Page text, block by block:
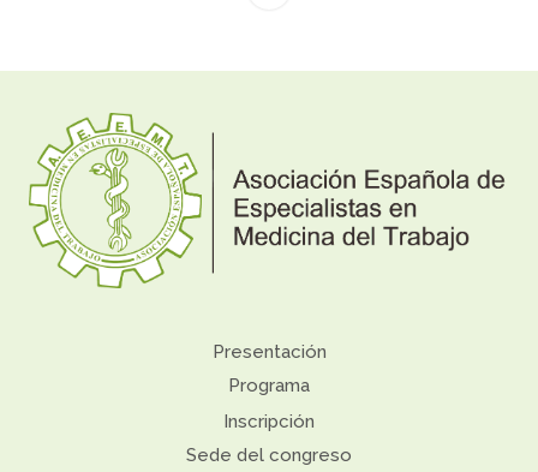
Presentación
Programa
Inscripción
Sede del congreso